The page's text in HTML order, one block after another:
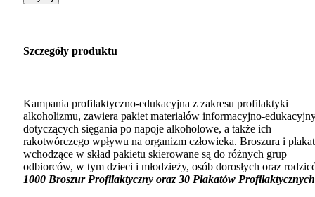
Szczegóły produktu
Kampania profilaktyczno-edukacyjna z zakresu profilaktyki
alkoholizmu, zawiera pakiet materiałów informacyjno-
dotyczących sięgania po napoje alkoholowe, a także ich
rakotwórczego wpływu na organizm człowieka. Broszura i
wchodzące w skład pakietu skierowane są do różnych grup
odbiorców, w tym dzieci i młodzieży, osób dorosłych oraz
1000 Broszur Profilaktyczny oraz 30 Plakatów Profilaktycznych